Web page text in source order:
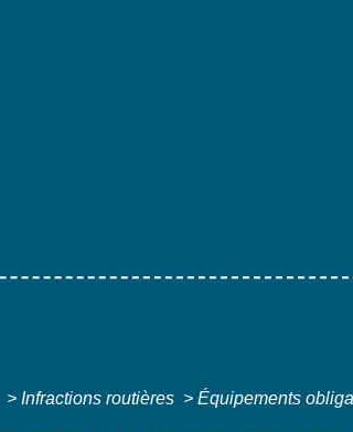
> Infractions routières > Équipements